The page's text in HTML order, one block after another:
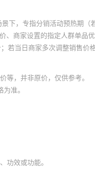
下，专指分销活动预热期
商家设置的指定人群单品
当日商家多次调整销售价
等，并非原价，仅供参考。
准。
功效或功能。